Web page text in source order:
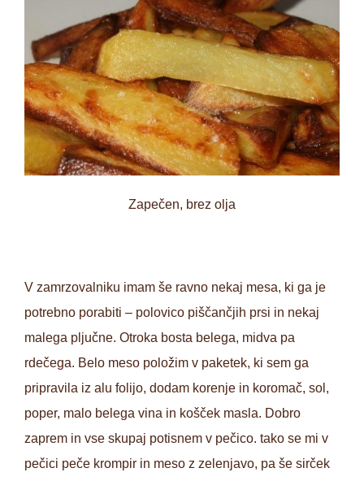
Zapečen, brez olja
V zamrzovalniku imam še ravno nekaj mesa, ki ga je
potrebno porabiti – polovico piščančjih prsi in nekaj
malega pljučne. Otroka bosta belega, midva pa
rdečega. Belo meso položim v paketek, ki sem ga
pripravila iz alu folijo, dodam korenje in koromač, sol,
poper, malo belega vina in košček masla. Dobro
zaprem in vse skupaj potisnem v pečico. tako se mi v
pečici peče krompir in meso z zelenjavo, pa še sirček